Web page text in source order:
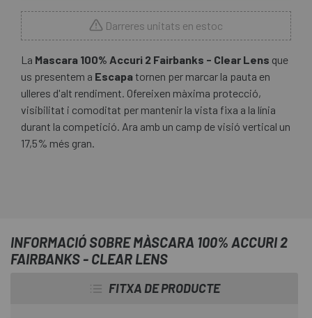
Darreres unitats en estoc
La Mascara 100% Accuri 2 Fairbanks - Clear Lens que
us presentem a Escapatornen per marcar la pauta en
ulleres d'alt rendiment. Ofereixen màxima protecció,
visibilitat i comoditat per mantenir la vista fixa a la línia
durant la competició. Ara amb un camp de visió vertical un
17,5% més gran.
INFORMACIÓ SOBRE MÀSCARA 100% ACCURI 2
FAIRBANKS - CLEAR LENS
FITXA DE PRODUCTE